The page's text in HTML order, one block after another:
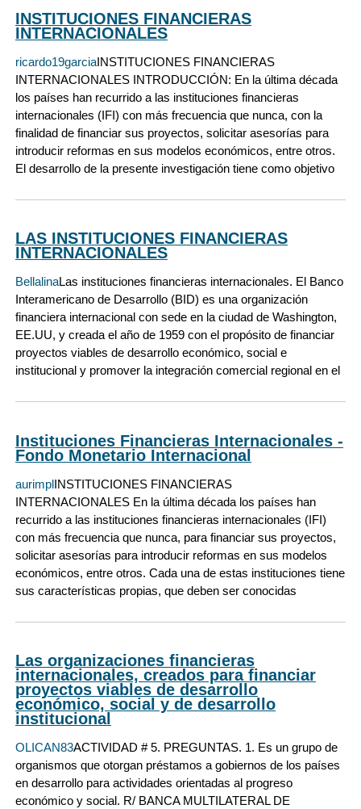
INSTITUCIONES FINANCIERAS
INTERNACIONALES
ricardo19garciaINSTITUCIONES FINANCIERAS
INTERNACIONALES INTRODUCCIÓN: En la última década
los países han recurrido a las instituciones financieras
internacionales (IFI) con más frecuencia que nunca, con la
finalidad de financiar sus proyectos, solicitar asesorías para
introducir reformas en sus modelos económicos, entre otros.
El desarrollo de la presente investigación tiene como objetivo
LAS INSTITUCIONES FINANCIERAS
INTERNACIONALES
BellalinaLas instituciones financieras internacionales. El Banco
Interamericano de Desarrollo (BID) es una organización
financiera internacional con sede en la ciudad de Washington,
EE.UU, y creada el año de 1959 con el propósito de financiar
proyectos viables de desarrollo económico, social e
institucional y promover la integración comercial regional en el
Instituciones Financieras Internacionales -
Fondo Monetario Internacional
aurimplINSTITUCIONES FINANCIERAS
INTERNACIONALES En la última década los países han
recurrido a las instituciones financieras internacionales (IFI)
con más frecuencia que nunca, para financiar sus proyectos,
solicitar asesorías para introducir reformas en sus modelos
económicos, entre otros. Cada una de estas instituciones tiene
sus características propias, que deben ser conocidas
Las organizaciones financieras
internacionales, creados para financiar
proyectos viables de desarrollo
económico, social y de desarrollo
institucional
OLICAN83ACTIVIDAD # 5. PREGUNTAS. 1. Es un grupo de
organismos que otorgan préstamos a gobiernos de los países
en desarrollo para actividades orientadas al progreso
económico y social. R/ BANCA MULTILATERAL DE